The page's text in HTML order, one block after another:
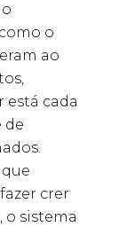
o
ao
está cada
de
crer
o sistema